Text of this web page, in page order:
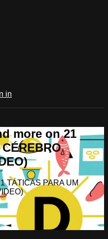
in
more on 21
TÁTICAS PARA UM